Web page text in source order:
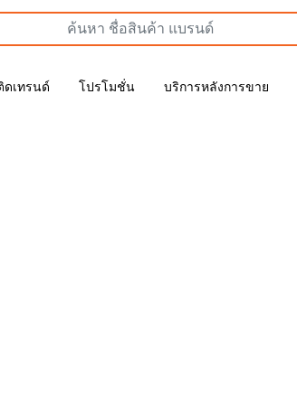
ดเทรนด์ โปรโมชั่น บริการหลังการขาย